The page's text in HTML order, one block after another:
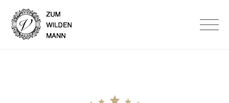
content
Hotel Garni Zum Wilden